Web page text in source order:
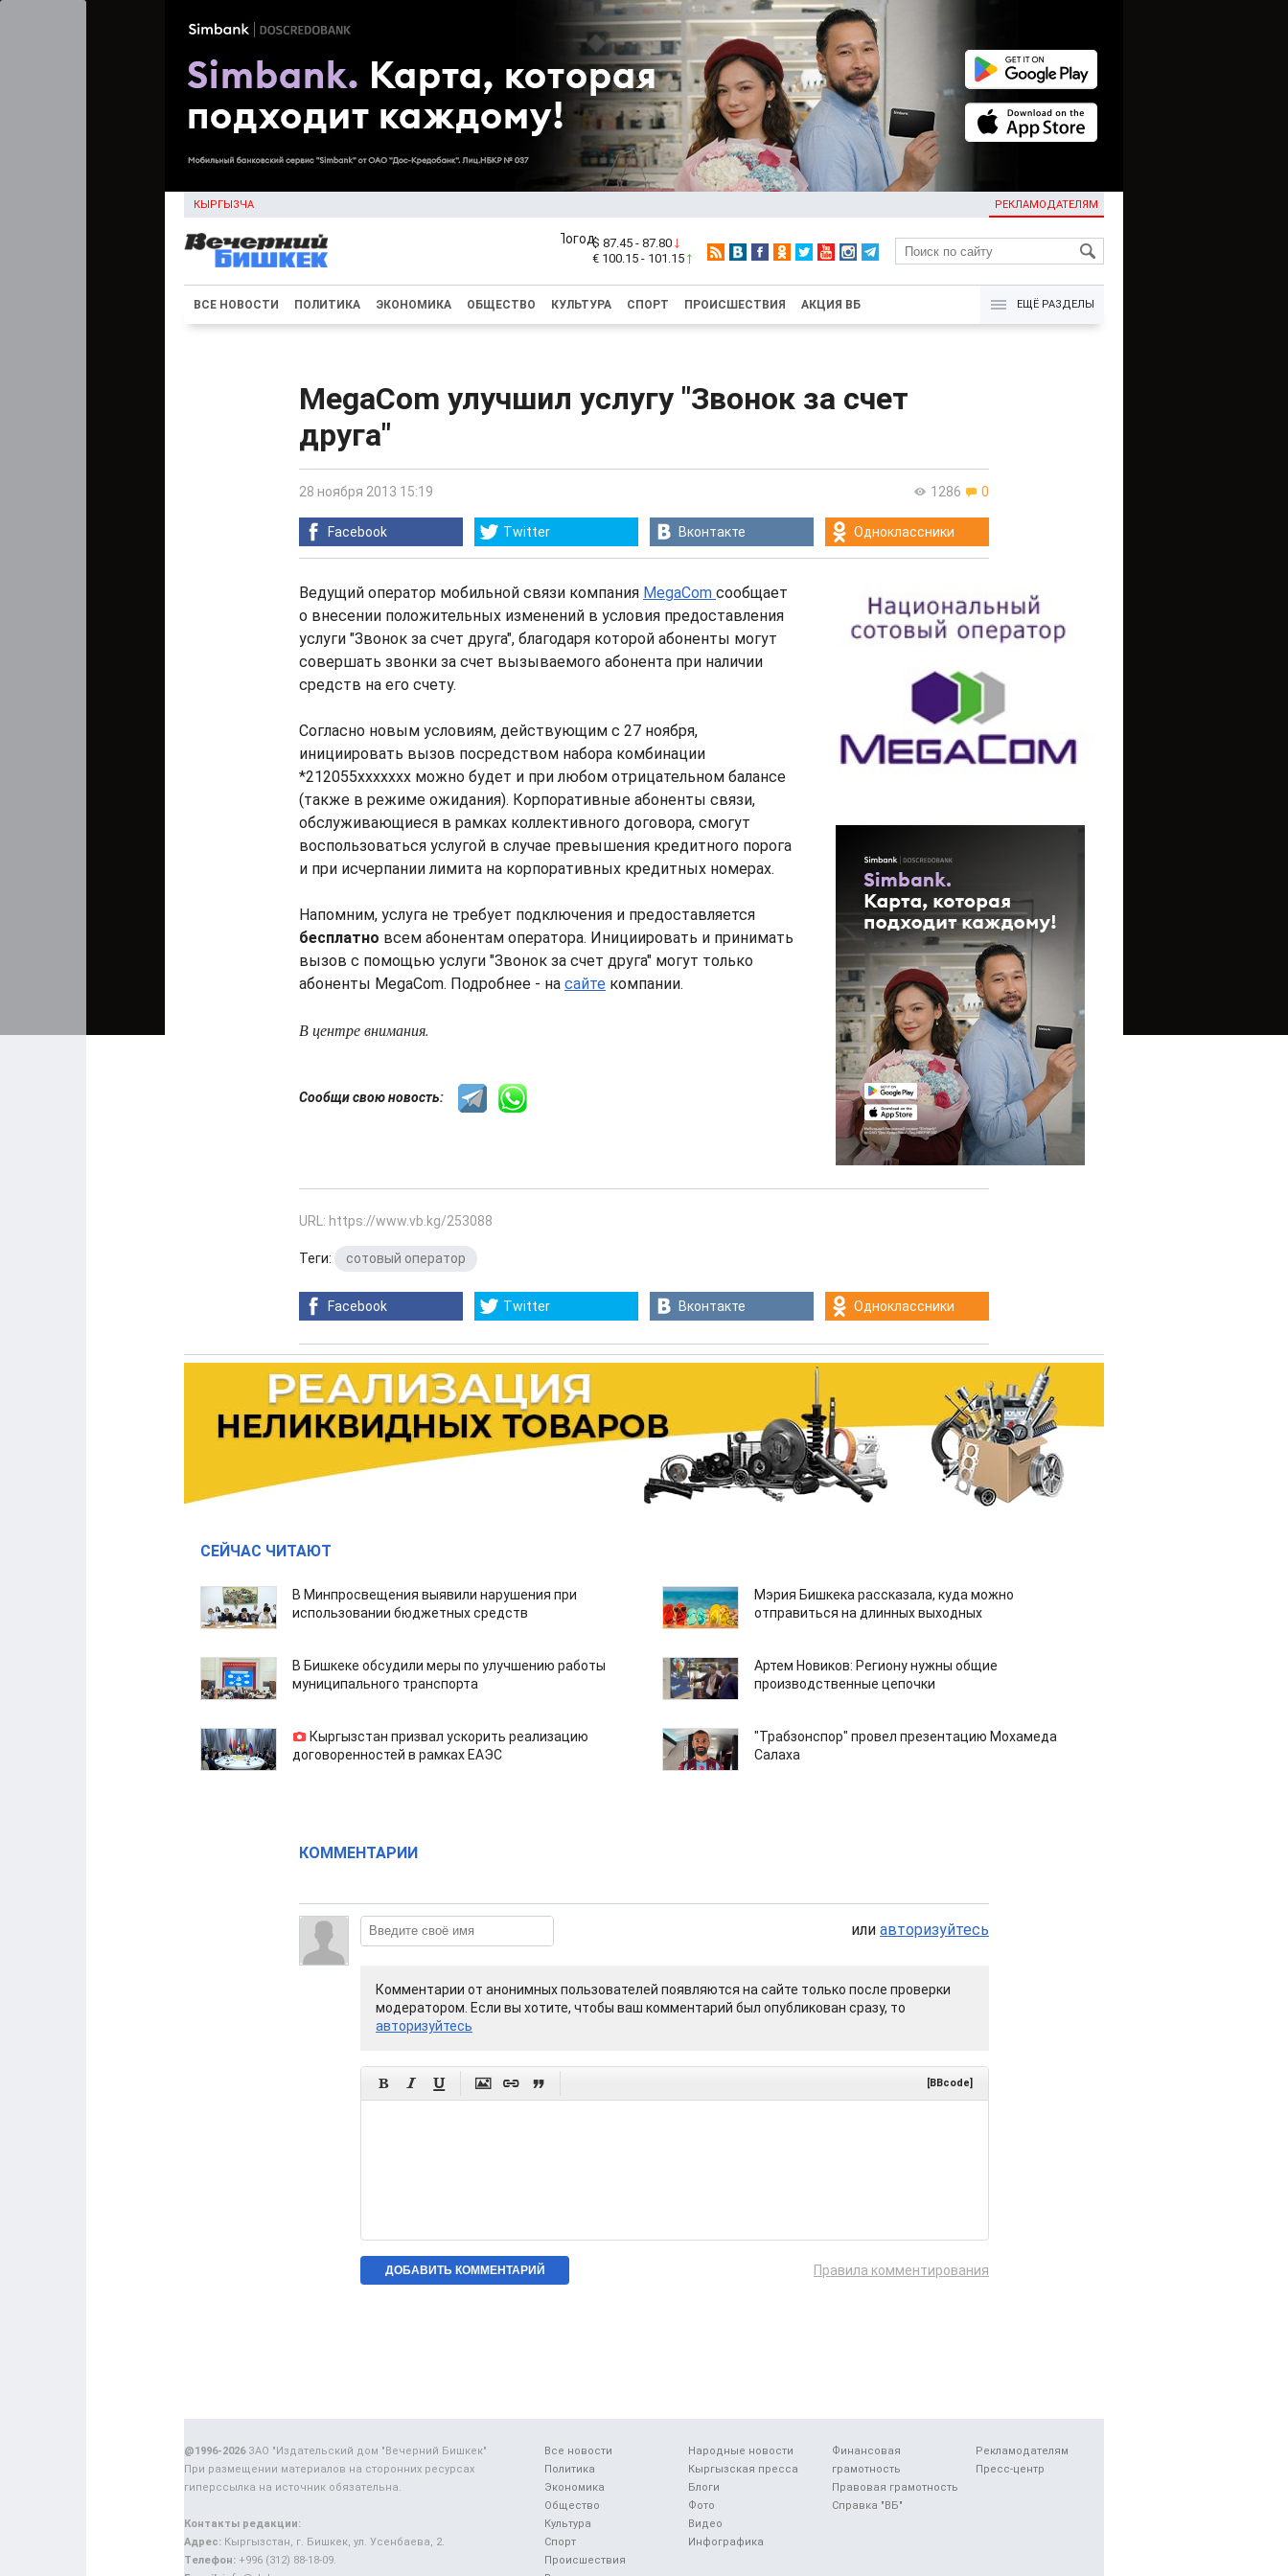
КЫРГЫЗЧА РЕКЛАМОДАТЕЛЯМ
KG
$ 87.45 - 87.80
€ 100.15 - 101.15
ВСЕ НОВОСТИ ПОЛИТИКА ЭКОНОМИКА ОБЩЕСТВО КУЛЬТУРА СПОРТ ПРОИСШЕСТВИЯ АКЦИЯ ВБ ЕЩЁ РАЗДЕЛЫ
MegaCom улучшил услугу "Звонок за счет
друга"
1286 0
28 ноября 2013 15:19
Facebook Twitter Вконтакте Одноклассники
Ведущий оператор мобильной связи компания MegaCom сообщает
о внесении положительных изменений в условия предоставления
услуги "Звонок за счет друга", благодаря которой абоненты могут
совершать звонки за счет вызываемого абонента при наличии
средств на его счету.
Согласно новым условиям, действующим с 27 ноября,
инициировать вызов посредством набора комбинации
*212055ххххххх можно будет и при любом отрицательном балансе
(также в режиме ожидания). Корпоративные абоненты связи,
обслуживающиеся в рамках коллективного договора, смогут
воспользоваться услугой в случае превышения кредитного порога
и при исчерпании лимита на корпоративных кредитных номерах.
Напомним, услуга не требует подключения и предоставляется
бесплатно всем абонентам оператора. Инициировать и принимать
вызов с помощью услуги "Звонок за счет друга" могут только
абоненты MegaCom. Подробнее - на сайте компании.
В центре внимания.
Сообщи свою новость:
URL: https://www.vb.kg/253088
Теги: сотовый оператор
Facebook Twitter Вконтакте Одноклассники
СЕЙЧАС ЧИТАЮТ
В Минпросвещения выявили нарушения при
использовании бюджетных средств
Мэрия Бишкека рассказала, куда можно
отправиться на длинных выходных
В Бишкеке обсудили меры по улучшению работы
муниципального транспорта
Артем Новиков: Региону нужны общие
производственные цепочки
Кыргызстан призвал ускорить реализацию
договоренностей в рамках ЕАЭС
"Трабзонспор" провел презентацию Мохамеда
Салаха
КОММЕНТАРИИ
или авторизуйтесь
Комментарии от анонимных пользователей появляются на сайте только после проверки
модератором. Если вы хотите, чтобы ваш комментарий был опубликован сразу, то
авторизуйтесь
      [BBcode]
Правила комментирования
Все новости
Политика
Экономика
Общество
Культура
Спорт
Происшествия
Народные новости
Кыргызская пресса
Блоги
Фото
Видео
Инфографика
Финансовая
грамотность
Правовая грамотность
Справка "ВБ"
Рекламодателям
Пресс-центр
@1996-2026ЗАО "Издательский дом "Вечерний Бишкек"
При размещении материалов на сторонних ресурсах
гиперссылка на источник обязательна.
Контакты редакции:
Адрес: Кыргызстан, г. Бишкек, ул. Усенбаева, 2.
Телефон: +996 (312) 88-18-09.